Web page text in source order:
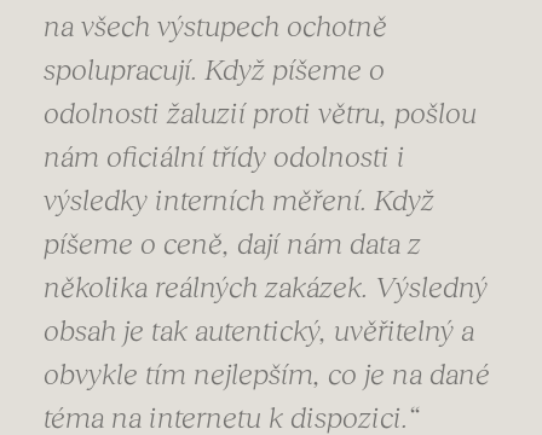
na všech výstupech ochotně
spolupracují. Když píšeme o
odolnosti žaluzií proti větru, pošlou
nám oficiální třídy odolnosti i
výsledky interních měření. Když
píšeme o ceně, dají nám data z
několika reálných zakázek. Výsledný
obsah je tak autentický, uvěřitelný a
obvykle tím nejlepším, co je na dané
téma na internetu k dispozici.“